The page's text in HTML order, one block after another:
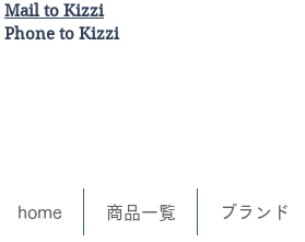
Mail to Kizzi
Phone to Kizzi
home 商品一覧 ブランド